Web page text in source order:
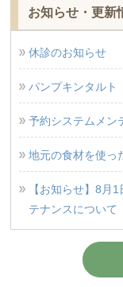
お知らせ・更新
休診のお知らせ
パンプキンタルト
予約システムメン
地元の食材を使っ
【お知らせ】8月
テナンスについて